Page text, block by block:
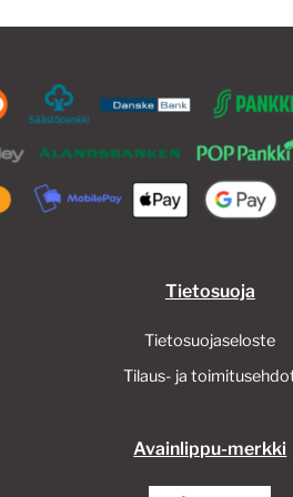
Tietosuoja
Tietosuojaseloste
Tilaus- ja
Avainlippu-merkki